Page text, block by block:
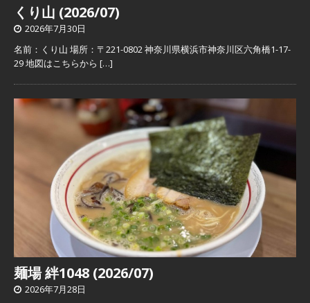
くり山 (2026/07)
2026年7月30日
名前：くり山 場所：〒221-0802 神奈川県横浜市神奈川区六角橋1-17-
29 地図はこちらから […]
麺場 絆1048 (2026/07)
2026年7月28日